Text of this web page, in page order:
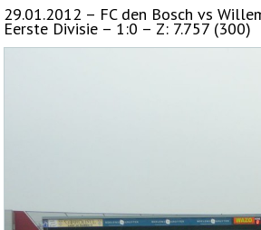
29.01.2012 – FC den Bosch vs
Eerste Divisie – 1:0 – Z: 7.757 (300)